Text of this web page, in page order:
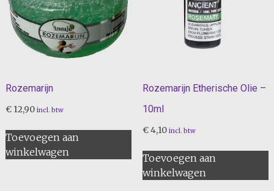
Rozemarijn
€12,90 incl. btw
Toevoegen aan
winkelwagen
Rozemarijn Etherische Olie –
10ml
€4,10 incl. btw
Toevoegen aan
winkelwagen